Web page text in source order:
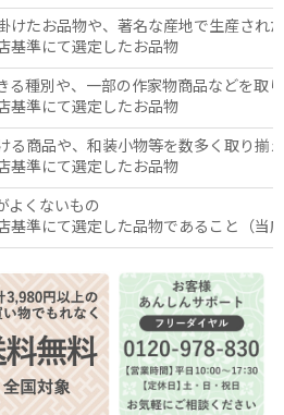
けたお品物や、著名な産地で生産され
基準にて選定したお品物
る種別や、一部の作家物商品などを取
基準にて選定したお品物
る商品や、和装小物等を数多く取り揃
基準にて選定したお品物
よくないもの
基準にて選定した品物であること（当